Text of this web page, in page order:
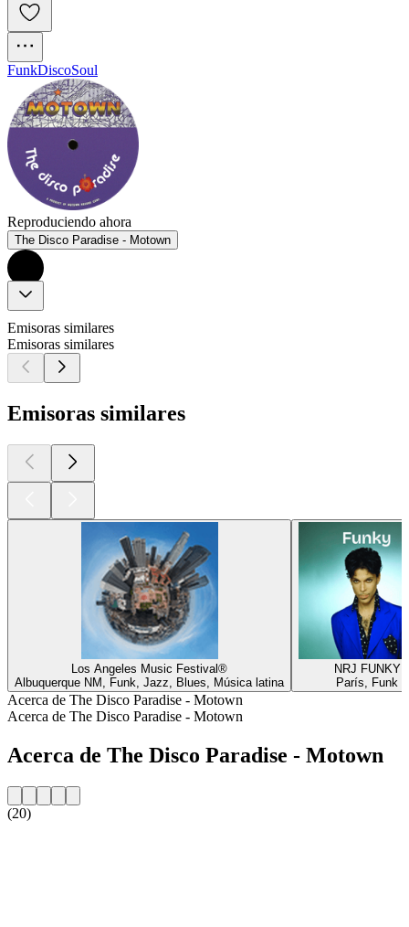
FunkDiscoSoul
Reproduciendo ahora
The Disco Paradise - Motown
Emisoras similares
Emisoras similares
Emisoras similares
Los Angeles Music Festival®
Albuquerque NM, Funk, Jazz, Blues, Música latina
NRJ FUNKY
París, Funk
Acerca de The Disco Paradise - Motown
Acerca de The Disco Paradise - Motown
Acerca de The Disco Paradise - Motown
(20)